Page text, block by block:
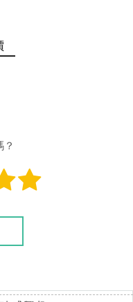
？